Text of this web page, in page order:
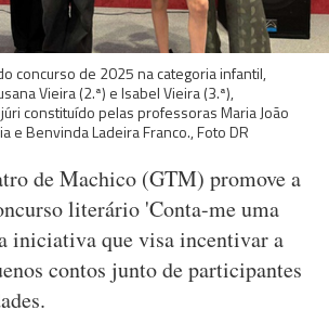
concurso de 2025 na categoria infantil,
Vieira (2.ª) e Isabel Vieira (3.ª),
constituído pelas professoras Maria João
e Benvinda Ladeira Franco., Foto DR
de Machico (GTM) promove a
literário 'Conta-me uma
que visa incentivar a
contos junto de participantes